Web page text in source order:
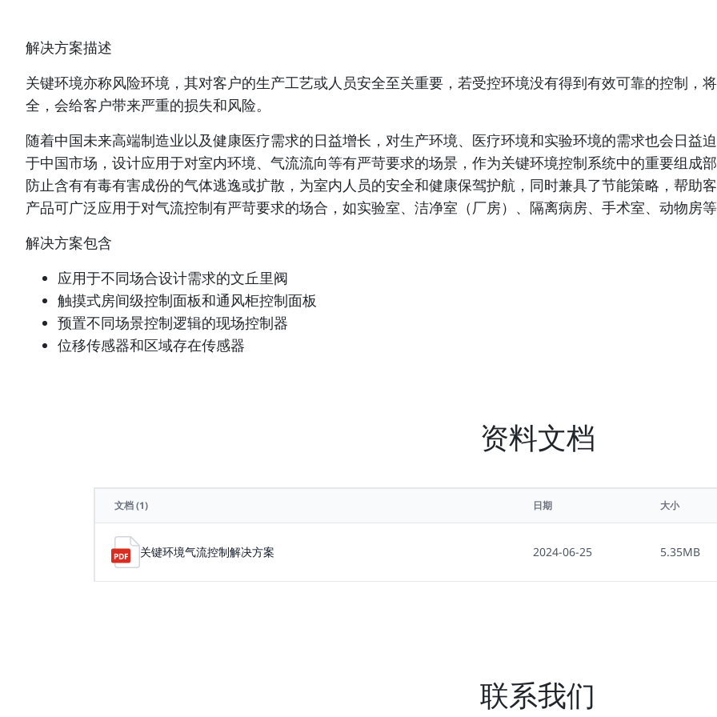
解决方案描述
关键环境亦称风险环境，其对客户的生产工艺或人员安全至关重要，若受控环境没有得到有效可靠的控制，
全，会给客户带来严重的损失和风险。
随着中国未来高端制造业以及健康医疗需求的日益增长，对生产环境、医疗环境和实验环境的需求也会日益
于中国市场，设计应用于对室内环境、气流流向等有严苛要求的场景，作为关键环境控制系统中的重要组成
防止含有有毒有害成份的气体逃逸或扩散，为室内人员的安全和健康保驾护航，同时兼具了节能策略，帮助
产品可广泛应用于对气流控制有严苛要求的场合，如实验室、洁净室（厂房）、隔离病房、手术室、动物房等
解决方案包含
应用于不同场合设计需求的文丘里阀
触摸式房间级控制面板和通风柜控制面板
预置不同场景控制逻辑的现场控制器
位移传感器和区域存在传感器
资料文档
文档(1) 日期 大小
关键环境气流控制解决方案 2024-06-25 5.35MB
联系我们